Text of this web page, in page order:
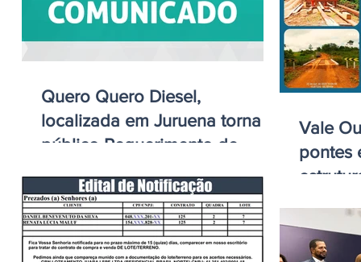
Quero Quero Diesel,
localizada em Juruena torna
público Requerimento de
Vale
pontes